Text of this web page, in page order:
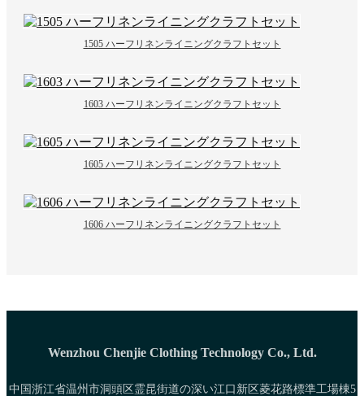
1505 ハーフリネンライニングクラフトセット
1603 ハーフリネンライニングクラフトセット
1605 ハーフリネンライニングクラフトセット
1606 ハーフリネンライニングクラフトセット
Wenzhou Chenjie Clothing Technology Co., Ltd.
中国浙江省温州市洞頭区霊昆街道の深い江口新区菱花路標準工場棟5